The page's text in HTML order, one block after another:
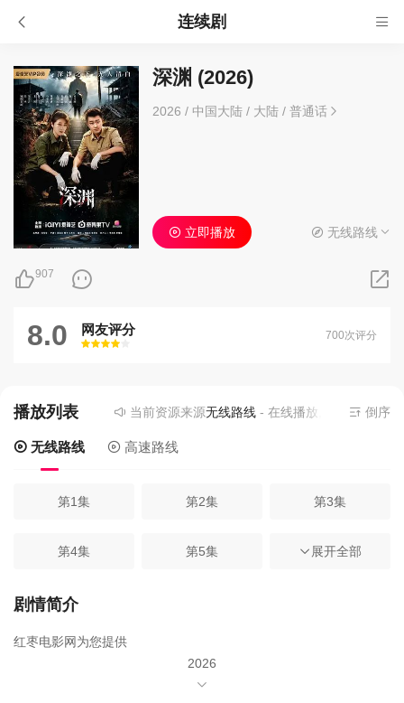
连续剧
深渊 (2026)
2026 / 中国大陆 / 大陆/ 普通话
907
立即播放 无线路线
8.0 网友评分
很差
较差还行推荐力荐
700次评分
播放列表 当前资源来源无线路线- 在线播放,无需安装播放器
倒序
无线路线 高速路线
第1集 第2集 第3集
第4集 第5集 第6集
第7集
第10集
展开全部
剧情简介
红枣电影网为您提供
2026